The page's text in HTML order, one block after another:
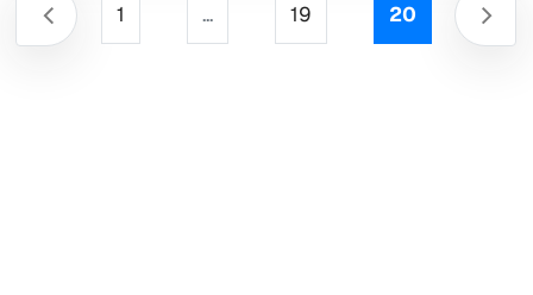
1 ... 19 20